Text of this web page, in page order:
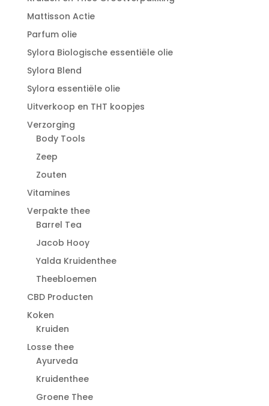
Mattisson Actie
Parfum olie
Sylora Biologische essentiële olie
Sylora Blend
Sylora essentiële olie
Uitverkoop en THT koopjes
Verzorging
Body Tools
Zeep
Zouten
Vitamines
Verpakte thee
Barrel Tea
Jacob Hooy
Yalda Kruidenthee
Theebloemen
CBD Producten
Koken
Kruiden
Losse thee
Ayurveda
Kruidenthee
Groene Thee